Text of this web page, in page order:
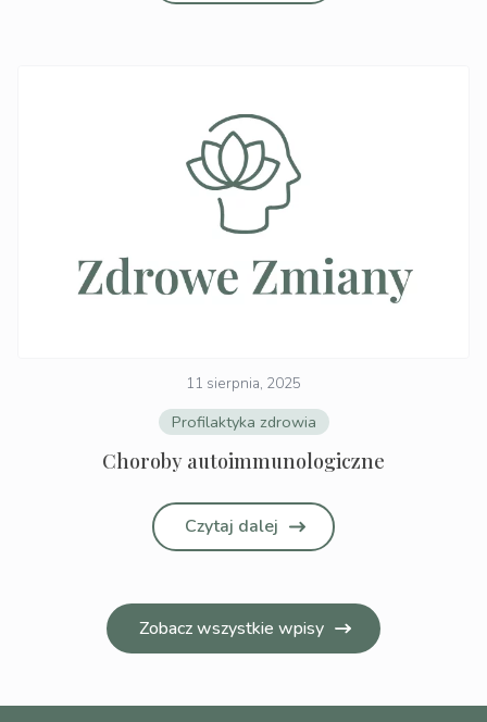
11 sierpnia, 2025
Profilaktyka zdrowia
Choroby autoimmunologiczne
Czytaj dalej
Zobacz wszystkie wpisy